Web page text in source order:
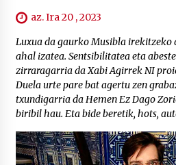
az. Ira 20 , 2023
Luxua da gaurko Musibla irekitzeko
ahal izatea. Sentsibilitatea eta
zirraragarria da Xabi Agirrek NI
Duela urte pare bat agertu zen
txundigarria da Hemen Ez Dago
biribil hau. Eta bide beretik, hots,